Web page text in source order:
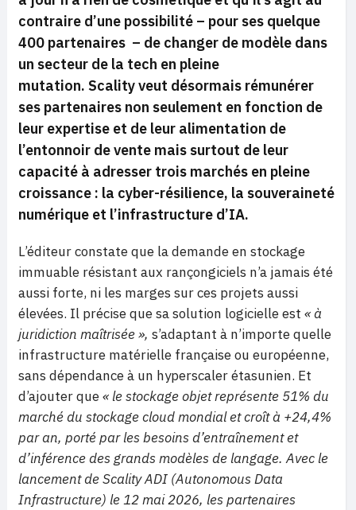
contraire d’une possibilité – pour ses quelque
400 partenaires – de changer de modèle dans
un secteur de la tech en pleine
mutation. Scality veut désormais rémunérer
ses partenaires non seulement en fonction de
leur expertise et de leur alimentation de
l’entonnoir de vente mais surtout de leur
capacité à adresser trois marchés en pleine
croissance : la cyber-résilience, la souveraineté
numérique et l’infrastructure d’IA.
L’éditeur constate que la demande en stockage
immuable résistant aux rançongiciels n’a jamais été
aussi forte, ni les marges sur ces projets aussi
élevées. Il précise que sa solution logicielle est « à
juridiction maîtrisée », s’adaptant à n’importe quelle
infrastructure matérielle française ou européenne,
sans dépendance à un hyperscaler étasunien. Et
d’ajouter que« le stockage objet représente 51% du
marché du stockage cloud mondial et croît à +24,4%
par an, porté par les besoins d’entraînement et
d’inférence des grands modèles de langage. Avec le
lancement de Scality ADI (Autonomous Data
Infrastructure) le 12 mai 2026, les partenaires